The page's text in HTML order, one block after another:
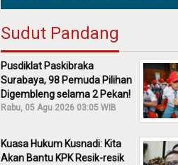
Sudut Pandang
Pusdiklat Paskibraka
Surabaya, 98 Pemuda Pilihan
Digembleng selama 2 Pekan!
Rabu, 05 Agu 2026 03:05 WIB
Kuasa Hukum Kusnadi: Kita
Akan Bantu KPK Resik-resik